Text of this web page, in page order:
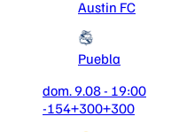
Austin FC
Puebla
dom. 9.08 - 19:00
-154+300+300